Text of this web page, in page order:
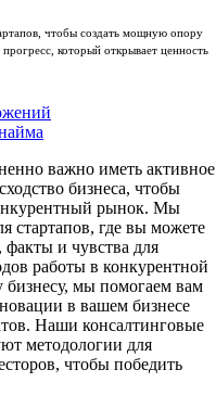
чтобы создать мощную опору
который открывает ценность
важно иметь активное
бизнеса, чтобы
рынок. Мы
стартапов, где вы можете
факты и чувства для
работы в конкурентной
бизнесу, мы помогаем вам
в вашем бизнесе
Наши консалтинговые
методологии для
чтобы победить